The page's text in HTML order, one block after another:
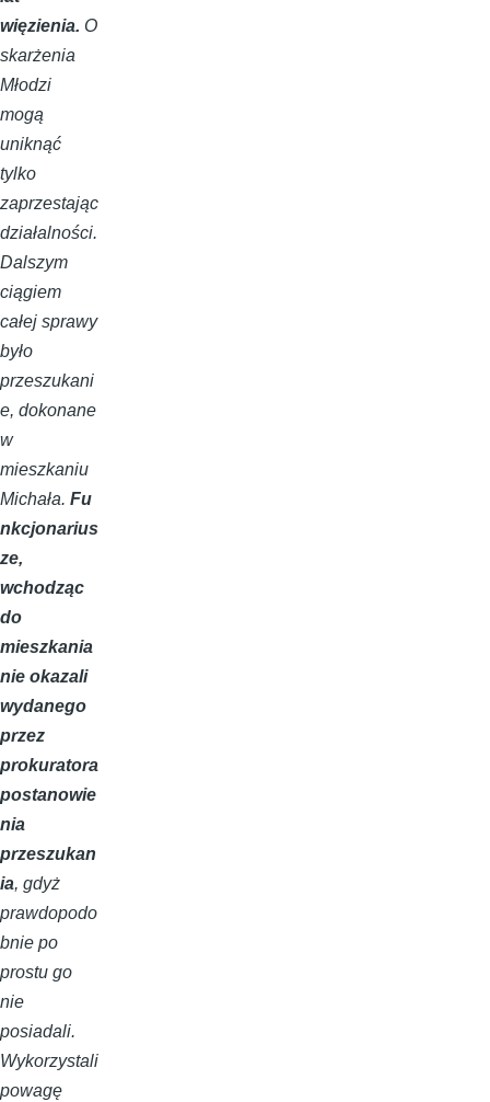
więzienia. O
skarżenia
Młodzi
mogą
uniknąć
tylko
zaprzestając
działalności.
Dalszym
ciągiem
całej sprawy
było
przeszukani
e, dokonane
w
mieszkaniu
Michała. Fu
nkcjonarius
ze,
wchodząc
do
mieszkania
nie okazali
wydanego
przez
prokuratora
postanowie
nia
przeszukan
ia, gdyż
prawdopodo
bnie po
prostu go
nie
posiadali.
Wykorzystali
powagę